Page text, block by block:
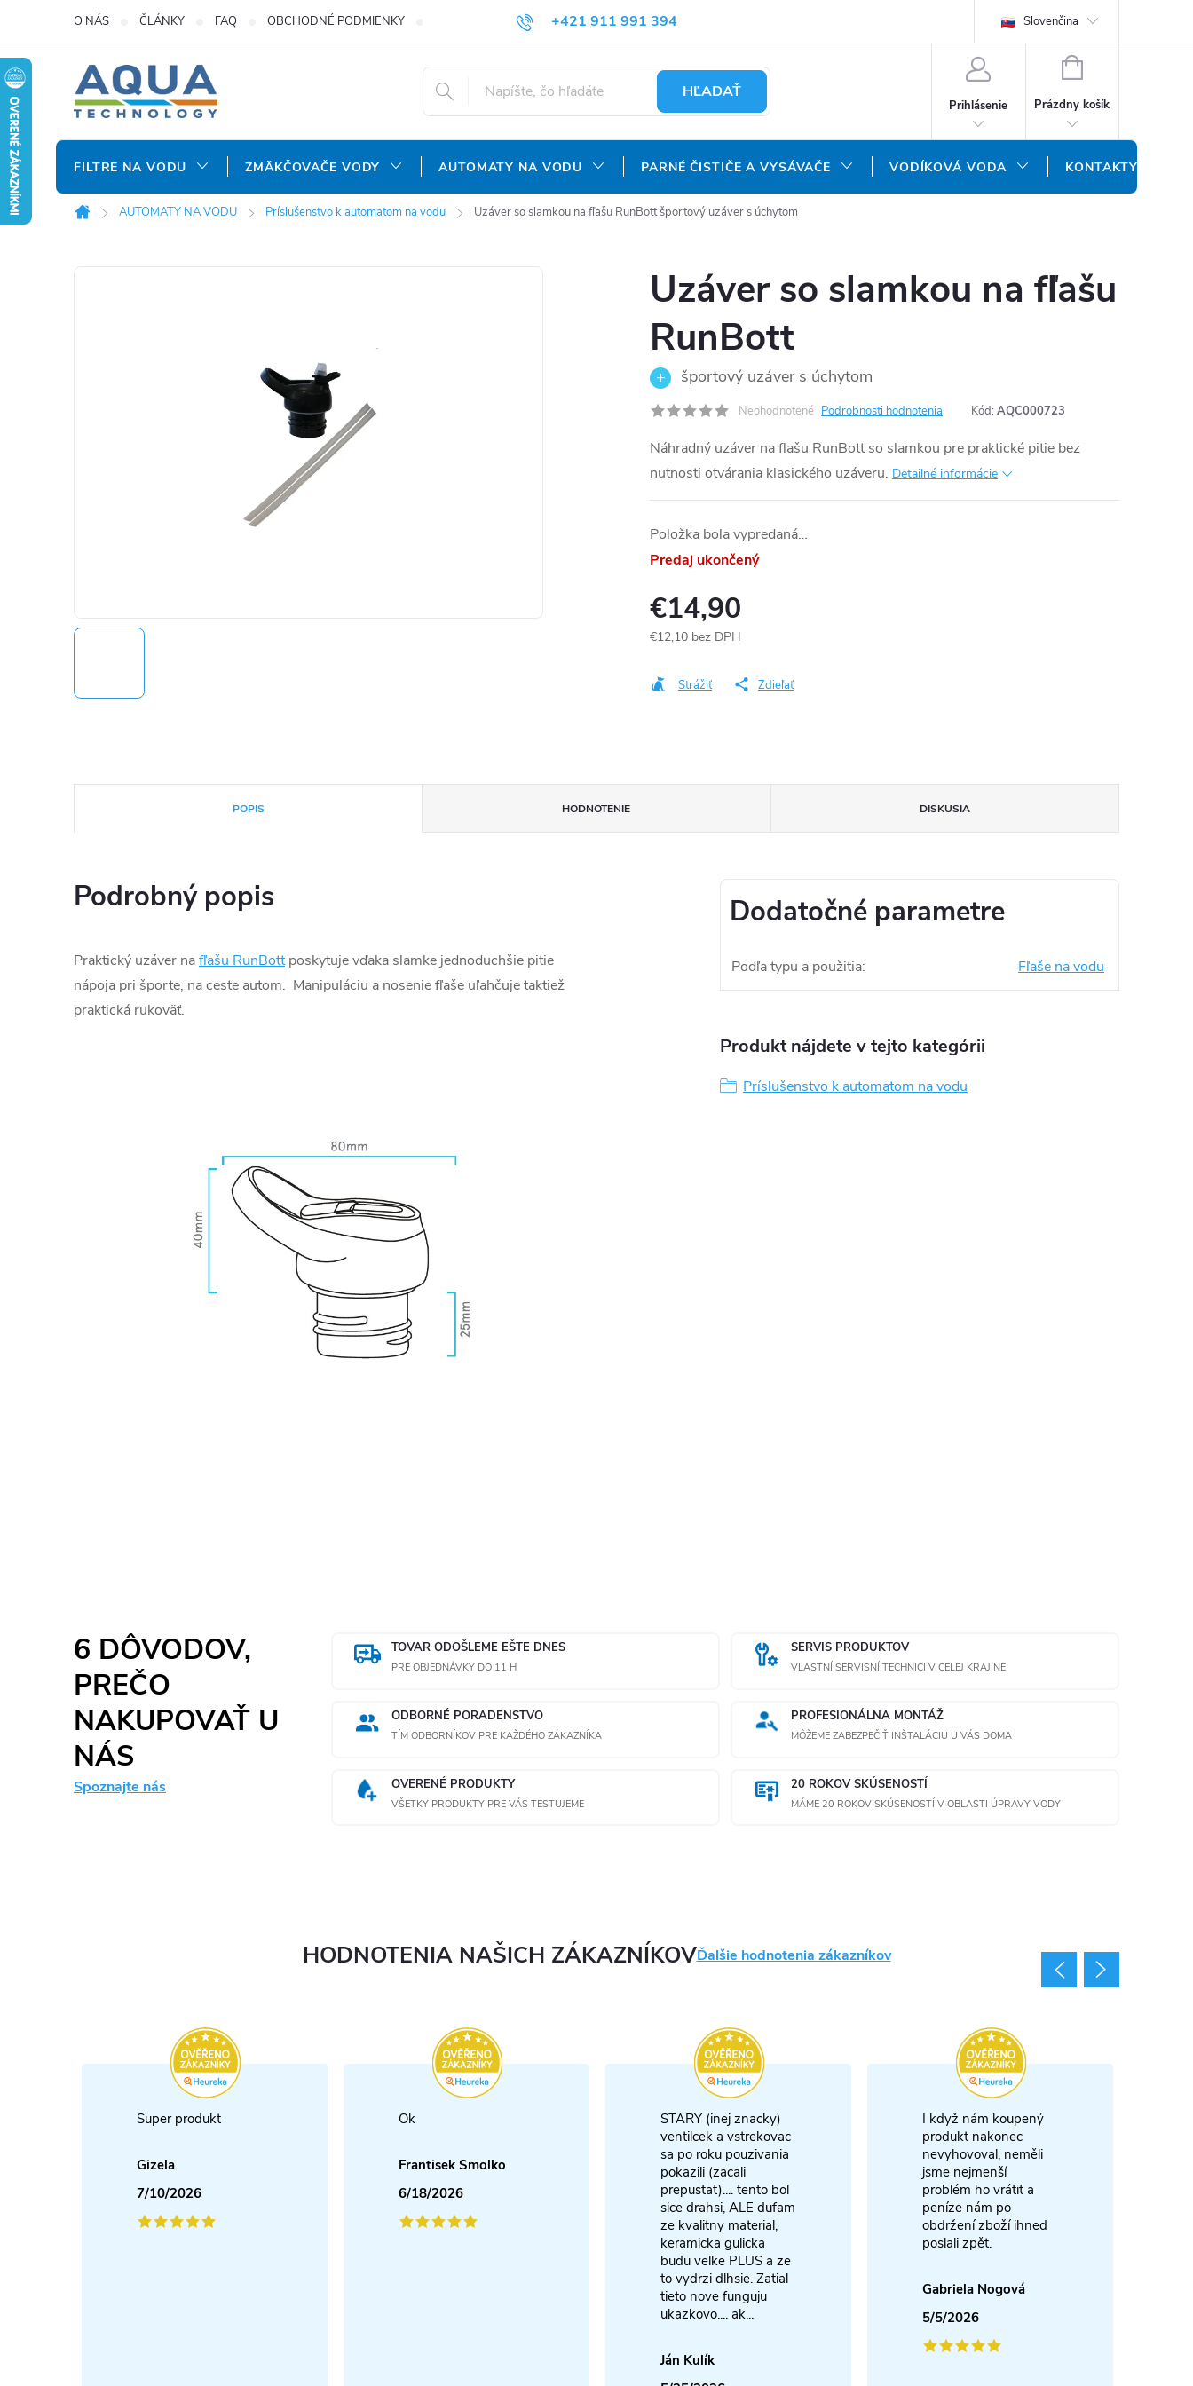
obsah
+421 911 991 394
info@aquatechnology.sk
O NÁS ČLÁNKY FAQ OBCHODNÉ PODMIENKY REKLAMAČNÝ PORIADOK OCHRANA OSOBNÝCH ÚDAJOV DOPRAVA A PLATBA
Slovenčina
HĽADAŤ
Prihlásenie
NÁKUPNÝ
Prázdny košík
FILTRE NA VODU ZMÄKČOVAČE VODY AUTOMATY NA VODU PARNÉ ČISTIČE A VYSÁVAČE VODÍKOVÁ VODA KONTAKTY
Domov
AUTOMATY NA VODU Príslušenstvo k automatom na vodu Uzáver so slamkou na fľašu RunBottšportový uzáver s úchytom
Uzáver so slamkou na fľašu
RunBott
športový uzáver s úchytom
Neohodnotené Podrobnosti hodnotenia Kód: AQC000723
Náhradný uzáver na fľašu RunBott so slamkou pre praktické pitie bez
nutnosti otvárania klasického uzáveru. Detailné informácie
Položka bola vypredaná…
Predaj ukončený
€14,90
€12,10 bez DPH
cena: Strážiť Zdieľať
POPIS HODNOTENIE DISKUSIA
Podrobný popis
Praktický uzáver nafľašu RunBottposkytuje vďaka slamke jednoduchšie pitie
nápoja pri športe, na ceste autom. Manipuláciu a nosenie fľaše uľahčuje taktiež
praktická rukoväť.
Dodatočné parametre
Podľa typu a použitia: Fľaše na vodu
Produkt nájdete v tejto kategórii
Príslušenstvo k automatom na vodu
6 DÔVODOV,
PREČO
NAKUPOVAŤ U
NÁS
Spoznajte nás
TOVAR ODOŠLEME EŠTE DNES
PRE OBJEDNÁVKY DO 11 H
SERVIS PRODUKTOV
VLASTNÍ SERVISNÍ TECHNICI V CELEJ KRAJINE
ODBORNÉ PORADENSTVO
TÍM ODBORNÍKOV PRE KAŽDÉHO ZÁKAZNÍKA
PROFESIONÁLNA MONTÁŽ
MÔŽEME ZABEZPEČIŤ INŠTALÁCIU U VÁS DOMA
OVERENÉ PRODUKTY
VŠETKY PRODUKTY PRE VÁS TESTUJEME
20 ROKOV SKÚSENOSTÍ
MÁME 20 ROKOV SKÚSENOSTÍ V OBLASTI ÚPRAVY VODY
HODNOTENIA NAŠICH ZÁKAZNÍKOVĎalšie hodnotenia zákazníkov
Super produkt
Gizela
7/10/2026
Ok
Frantisek Smolko
6/18/2026
STARY (inej znacky)
ventilcek a vstrekovac
sa po roku pouzivania
pokazili (zacali
prepustat).... tento bol
sice drahsi, ALE dufam
ze kvalitny material,
keramicka gulicka
budu velke PLUS a ze
to vydrzi dlhsie. Zatial
tieto nove funguju
ukazkovo.... ak...
Ján Kulík
I když nám koupený
produkt nakonec
nevyhovoval, neměli
jsme nejmenší
problém ho vrátit a
peníze nám po
obdržení zboží ihned
poslali zpět.
Gabriela Nogová
5/5/2026